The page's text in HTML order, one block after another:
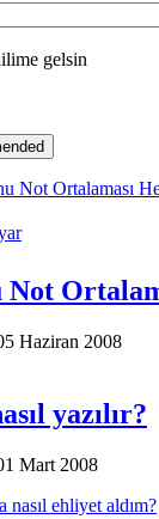
gelsin
Not
Haziran 2008
yazılır?
Mart 2008